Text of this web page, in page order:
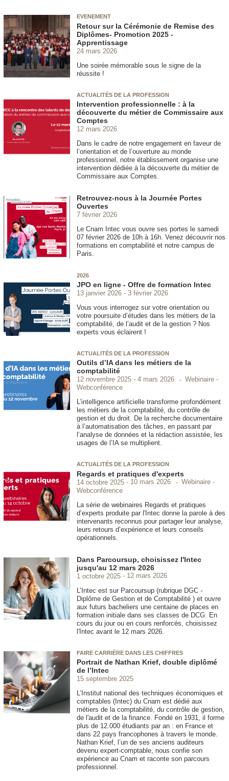
EVENEMENT
Retour sur la Cérémonie de Remise des
Diplômes- Promotion 2025 -
Apprentissage
24 mars 2026
Une soirée mémorable sous le signe de la
réussite !
ACTUALITÉS DE LA PROFESSION
Intervention professionnelle : à la
découverte du métier de Commissaire aux
Comptes
12 mars 2026
Dans le cadre de notre engagement en faveur de
l’orientation et de l’ouverture au monde
professionnel, notre établissement organise une
intervention dédiée à la découverte du métier de
Commissaire aux Comptes.
Retrouvez-nous à la Journée Portes
Ouvertes
7 février 2026
Le Cnam Intec vous ouvre ses portes le samedi
07 février 2026 de 10h à 16h. Venez découvrir nos
formations en comptabilité et notre campus de
Paris.
2026
JPO en ligne - Offre de formation Intec
13 janvier 2026
3 février 2026
Vous vous interrogez sur votre orientation ou
votre poursuite d’études dans les métiers de la
comptabilité, de l’audit et de la gestion ? Nos
experts vous éclairent !
ACTUALITÉS DE LA PROFESSION
Outils d’IA dans les métiers de la
comptabilité
12 novembre 2025 4 mars 2026
Webinaire -
Webconférence
L’intelligence artificielle transforme profondément
les métiers de la comptabilité, du contrôle de
gestion et du droit. De la recherche documentaire
à l’automatisation des tâches, en passant par
l’analyse de données et la rédaction assistée, les
usages de l’IA se multiplient.
ACTUALITÉS DE LA PROFESSION
Regards et pratiques d'experts
14 octobre 2025 10 mars 2026
Webinaire -
Webconférence
La série de webinaires Regards et pratiques
d’experts produite par l'Intec donne la parole à des
intervenants reconnus pour partager leur analyse,
leurs retours d’expérience et leurs conseils
opérationnels.
Dans Parcoursup, choisissez l'Intec
jusqu'au 12 mars 2026
1 octobre 2025
12 mars 2026
L’Intec est sur Parcoursup (rubrique DGC -
Diplôme de Gestion et de Comptabilité ) et ouvre
aux futurs bacheliers une centaine de places en
formation initiale dans ses classes de DCG. En
cours du jour ou en cours renforcés, choisissez
l'Intec avant le 12 mars 2026.
FAIRE CARRIÈRE DANS LES CHIFFRES
Portrait de Nathan Krief, double diplômé
de l’Intec
15 septembre 2025
L’Institut national des techniques économiques et
comptables (Intec) du Cnam est dédié aux
métiers de la comptabilité, du contrôle de gestion,
de l'audit et de la finance. Fondé en 1931, il forme
plus de 12.000 étudiants par an : en France et
dans 22 pays francophones à travers le monde.
Nathan Krief, l’un de ses anciens auditeurs
devenu expert-comptable, nous confie son
expérience au Cnam et raconte son parcours
professionnel.